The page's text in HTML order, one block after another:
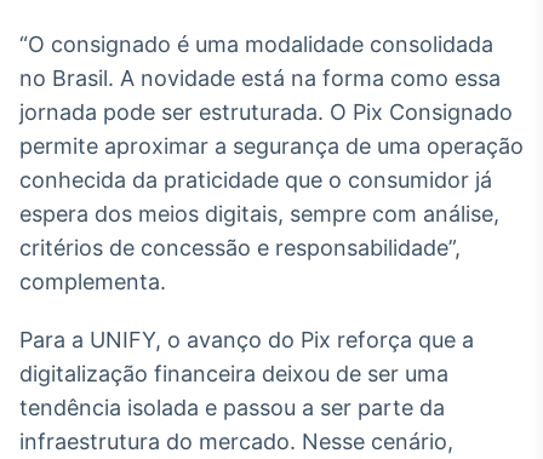
“O consignado é uma modalidade consolidada
no Brasil. A novidade está na forma como essa
jornada pode ser estruturada. O Pix Consignado
permite aproximar a segurança de uma operação
conhecida da praticidade que o consumidor já
espera dos meios digitais, sempre com análise,
critérios de concessão e responsabilidade”,
complementa.
Para a UNIFY, o avanço do Pix reforça que a
digitalização financeira deixou de ser uma
tendência isolada e passou a ser parte da
infraestrutura do mercado. Nesse cenário,